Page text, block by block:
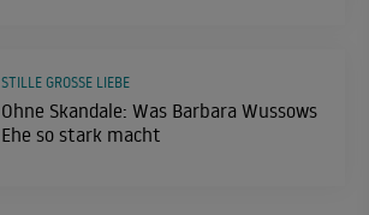
Ohne Skandale: Was Barbara Wussows
Ehe so stark macht
STILLE GROSSE LIEBE